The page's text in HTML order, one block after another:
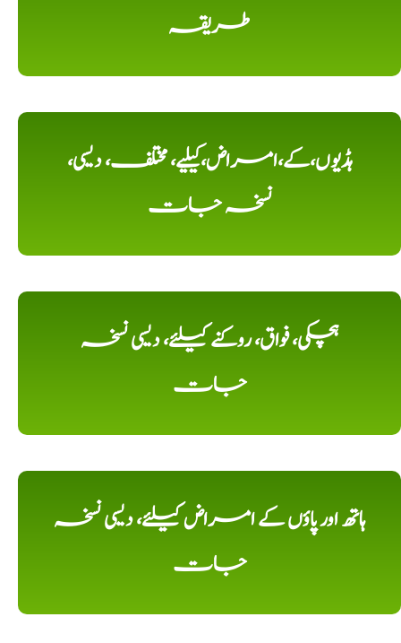
طریقہ
ہڈیوں،کے،امراض،کیلیے، مختلف، دیسی،
نسخہ جات
ہچکی، فواق، روکنے کیلئے، دیسی نسخہ
جات
ہاتھ اور پاؤں کے امراض کیلئے، دیسی نسخہ
جات